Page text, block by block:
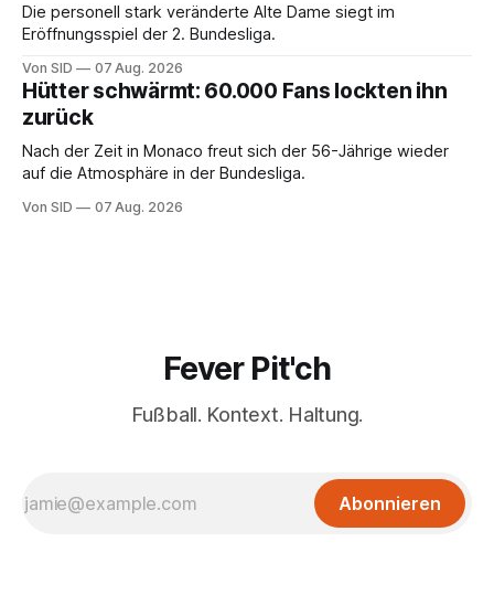
Die personell stark veränderte Alte Dame siegt im
Eröffnungsspiel der 2. Bundesliga.
Von SID 07 Aug. 2026
Hütter schwärmt: 60.000 Fans lockten ihn
zurück
Nach der Zeit in Monaco freut sich der 56-Jährige wieder
auf die Atmosphäre in der Bundesliga.
Von SID 07 Aug. 2026
Fever Pit'ch
Fußball. Kontext. Haltung.
Abonnieren